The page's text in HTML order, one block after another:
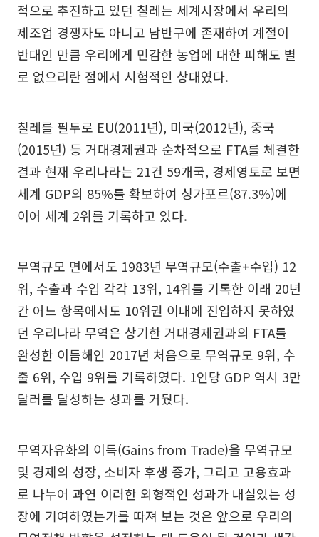
적으로 추진하고 있던 칠레는 세계시장에서 우리의
제조업 경쟁자도 아니고 남반구에 존재하여 계절이
반대인 만큼 우리에게 민감한 농업에 대한 피해도 별
로 없으리란 점에서 시험적인 상대였다.
칠레를 필두로 EU(2011년), 미국(2012년), 중국
(2015년) 등 거대경제권과 순차적으로 FTA를 체결한
결과 현재 우리나라는 21건 59개국, 경제영토로 보면
세계 GDP의 85%를 확보하여 싱가포르(87.3%)에
이어 세계 2위를 기록하고 있다.
무역규모 면에서도 1983년 무역규모(수출+수입) 12
위, 수출과 수입 각각 13위, 14위를 기록한 이래 20년
간 어느 항목에서도 10위권 이내에 진입하지 못하였
던 우리나라 무역은 상기한 거대경제권과의 FTA를
완성한 이듬해인 2017년 처음으로 무역규모 9위, 수
출 6위, 수입 9위를 기록하였다. 1인당 GDP 역시 3만
달러를 달성하는 성과를 거뒀다.
무역자유화의 이득(Gains from Trade)을 무역규모
및 경제의 성장, 소비자 후생 증가, 그리고 고용효과
로 나누어 과연 이러한 외형적인 성과가 내실있는 성
장에 기여하였는가를 따져 보는 것은 앞으로 우리의